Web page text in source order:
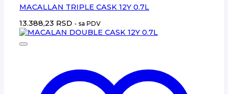
MACALLAN TRIPLE CASK 12Y 0.7L
13.388,23 RSD - sa PDV